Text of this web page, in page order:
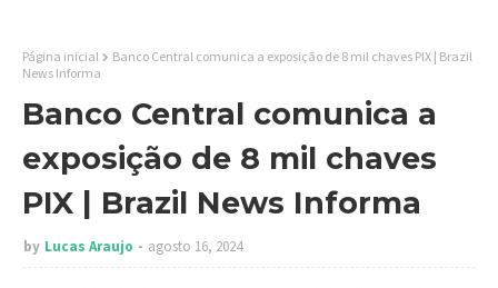
Página inicial
Banco Central comunica a exposição de 8 mil chaves PIX | Brazil
News Informa
Banco Central comunica a
exposição de 8 mil chaves
PIX | Brazil News Informa
by Lucas Araujo agosto 16, 2024